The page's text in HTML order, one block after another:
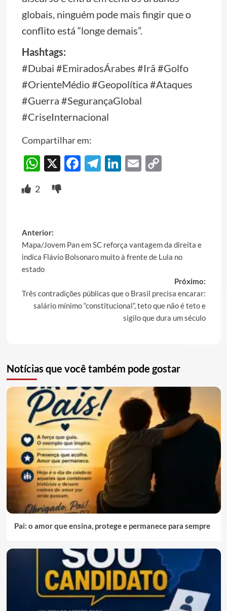
globais, ninguém pode mais fingir que o
conflito está “longe demais”.
Hashtags:
#Dubai #EmiradosÁrabes #Irã #Golfo
#OrienteMédio #Geopolítica #Ataques
#Guerra #SegurançaGlobal
#CriseInternacional
Compartilhar em:
WhatsApp
X Facebook
Telegram
LinkedIn
EmailCopy
2
Post
navigation
Anterior:
Mapa/Jovem Pan em SC reforça vantagem da direita e
indica Flávio Bolsonaro muito à frente de Lula no
estado
Próximo:
Três contradições públicas que o Brasil precisa encarar:
salário mínimo “constitucional”, teto que não é teto e
sigilo que dura um século
Notícias que você também pode gostar
Pai: o amor que ensina, protege e permanece para sempre